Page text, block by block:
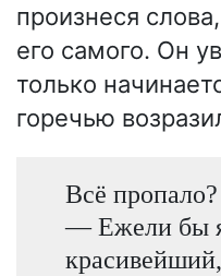
произнеся
его самого. Он
только
горечью
Всё
— Ежели бы